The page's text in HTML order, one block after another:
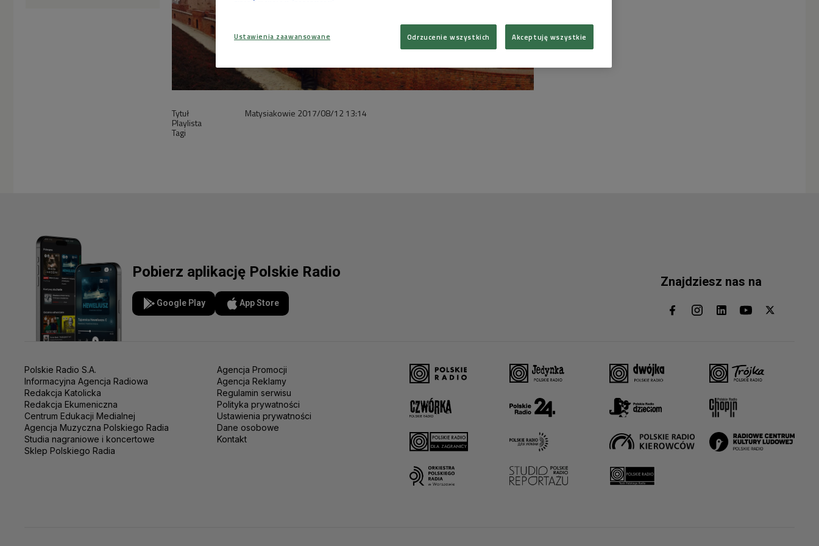
Tytuł Matysiakowie 2017/08/12 13:14
Playlista
Tagi
Pobierz aplikację Polskie Radio
Google Play App Store
Znajdziesz nas na
Polskie Radio S.A.
Informacyjna Agencja Radiowa
Redakcja Katolicka
Redakcja Ekumeniczna
Centrum Edukacji Medialnej
Agencja Muzyczna Polskiego Radia
Studia nagraniowe i koncertowe
Sklep Polskiego Radia
Agencja Promocji
Agencja Reklamy
Regulamin serwisu
Polityka prywatności
Ustawienia prywatności
Dane osobowe
Kontakt
Ustawienia zaawansowane Odrzucenie wszystkich Akceptuję wszystkie